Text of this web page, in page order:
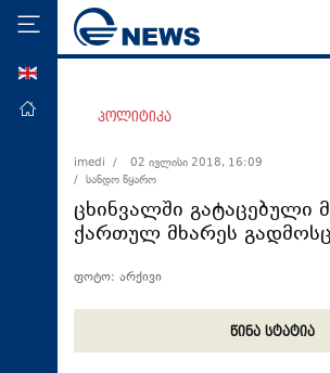
მთავარი
ეკონომიკა
მსოფლიო
პოლიტიკა
imedi /
02 ივლისი 2018, 16:09
/ სანდო წყარო
ცხინვალში გატაცებული
ქართულ მხარეს
ფოტო: არქივი
წინა სტატია